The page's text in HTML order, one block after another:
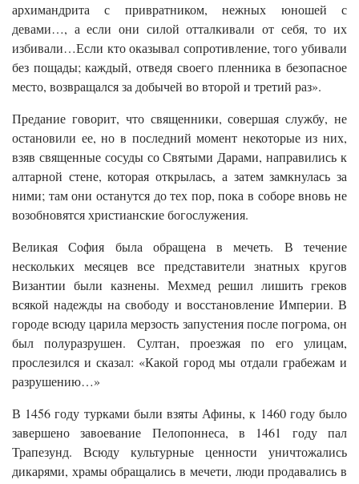
архимандрита с привратником, нежных юношей с
девами…, а если они силой отталкивали от себя, то их
избивали…Если кто оказывал сопротивление, того убивали
без пощады; каждый, отведя своего пленника в безопасное
место, возвращался за добычей во второй и третий раз».
Предание говорит, что священники, совершая службу, не
остановили ее, но в последний момент некоторые из них,
взяв священные сосуды со Святыми Дарами, направились к
алтарной стене, которая открылась, а затем замкнулась за
ними; там они останутся до тех пор, пока в соборе вновь не
возобновятся христианские богослужения.
Великая София была обращена в мечеть. В течение
нескольких месяцев все представители знатных кругов
Византии были казнены. Мехмед решил лишить греков
всякой надежды на свободу и восстановление Империи. В
городе всюду царила мерзость запустения после погрома, он
был полуразрушен. Султан, проезжая по его улицам,
прослезился и сказал: «Какой город мы отдали грабежам и
разрушению…»
В 1456 году турками были взяты Афины, к 1460 году было
завершено завоевание Пелопоннеса, в 1461 году пал
Трапезунд. Всюду культурные ценности уничтожались
дикарями, храмы обращались в мечети, люди продавались в